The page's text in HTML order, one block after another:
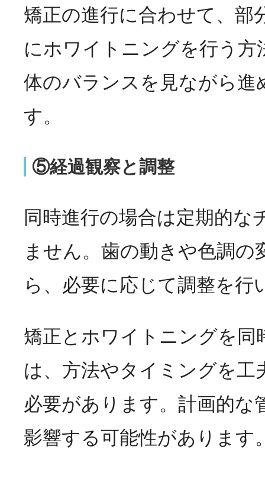
矯正の進行に合わせて、部
にホワイトニングを行う方
体のバランスを見ながら進
す。
⑤経過観察と調整
同時進行の場合は定期的な
ません。歯の動きや色調の
ら、必要に応じて調整を行
矯正とホワイトニングを同
は、方法やタイミングを工
必要があります。計画的な
影響する可能性があります